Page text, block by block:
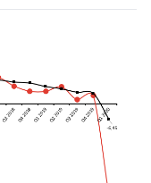
het aangewezen